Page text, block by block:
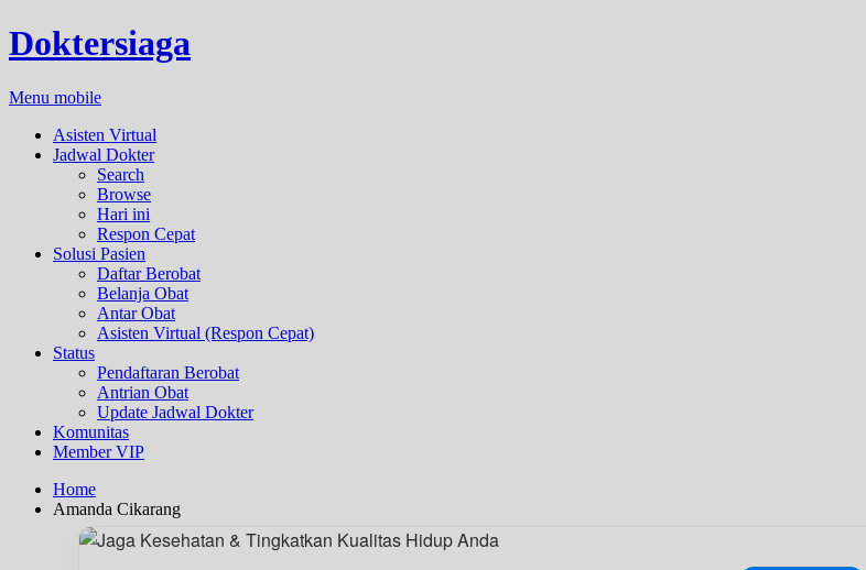
Doktersiaga
Menu mobile
Asisten Virtual
Jadwal Dokter
Search
Browse
Hari ini
Respon Cepat
Solusi Pasien
Daftar Berobat
Belanja Obat
Antar Obat
Asisten Virtual (Respon Cepat)
Status
Pendaftaran Berobat
Antrian Obat
Update Jadwal Dokter
Komunitas
Member VIP
Home
Amanda Cikarang